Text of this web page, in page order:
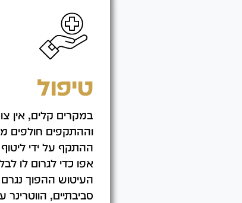
טיפול
במקרים קלים, אין
וההתקפים חולפים
ההתקף על ידי ליטוף
אפו כדי לגרום לו
העיטוש ההפוך נגרם
סביבתיים,